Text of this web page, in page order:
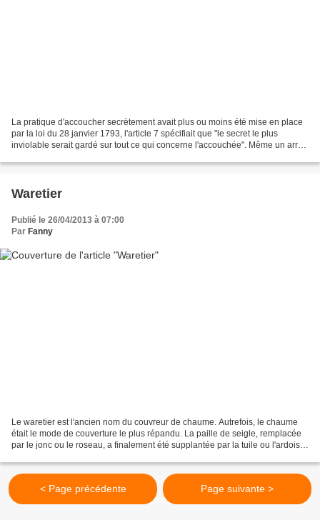
La pratique d'accoucher secrètement avait plus ou moins été mise en place
par la loi du 28 janvier 1793, l'article 7 spécifiait que "le secret le plus
inviolable serait gardé sur tout ce qui concerne l'accouchée". Même un arrêt
Waretier
Publié le 26/04/2013 à 07:00
Par Fanny
Le waretier est l'ancien nom du couvreur de chaume. Autrefois, le chaume
était le mode de couverture le plus répandu. La paille de seigle, remplacée
par le jonc ou le roseau, a finalement été supplantée par la tuile ou l'ardoise.
< Page précédente Page suivante >